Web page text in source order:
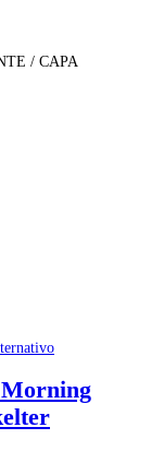
/ CAPA
Morning